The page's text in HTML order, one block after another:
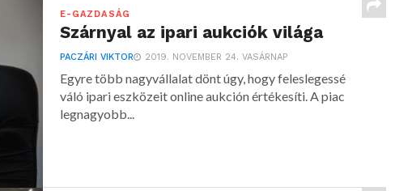
E-GAZDASÁG
Szárnyal az ipari aukciók világa
PACZÁRI VIKTOR 2019. NOVEMBER 24. VASÁRNAP
Egyre több nagyvállalat dönt úgy, hogy feleslegessé
váló ipari eszközeit online aukción értékesíti. A piac
legnagyobb...